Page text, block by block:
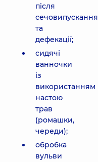
після
сечовипускання
та
дефекації;
сидячі
ванночки
із
використанням
настою
трав
(ромашки,
череди);
обробка
вульви